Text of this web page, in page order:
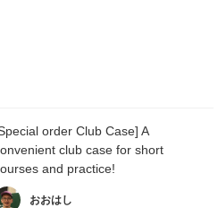
order Club Case] A
club case for short
and practice!
おおはし